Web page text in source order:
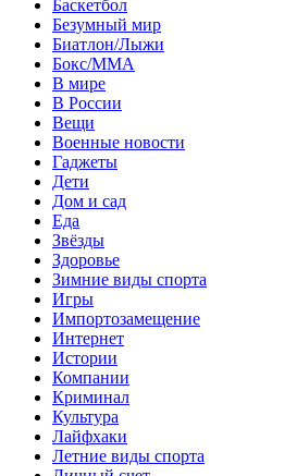
Баскетбол
Безумный мир
Биатлон/Лыжи
Бокс/MMA
В мире
В России
Вещи
Военные новости
Гаджеты
Дети
Дом и сад
Еда
Звёзды
Здоровье
Зимние виды спорта
Игры
Импортозамещение
Интернет
Истории
Компании
Криминал
Культура
Лайфхаки
Летние виды спорта